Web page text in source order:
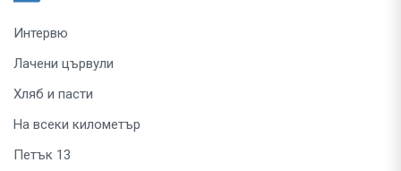
Интервю
Лачени цървули
Хляб и пасти
На всеки километър
Петък 13